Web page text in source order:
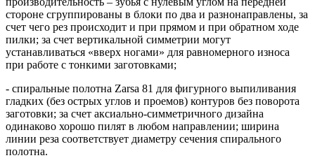
стороне сгруппированы в блоки по два и разнонаправлены, за
счет чего рез происходит и при прямом и при обратном ходе
пилки; за счет вертикальной симметрии могут
устанавливаться «вверх ногами» для равномерного износа
при работе с тонкими заготовками;
- спиральные полотна Zarsa 81 для фигурного выпиливания
гладких (без острых углов и проемов) контуров без поворота
заготовки; за счет аксиально-симметричного дизайна
одинаково хорошо пилят в любом направлении; ширина
линии реза соответствует диаметру сечения спирального
полотна.